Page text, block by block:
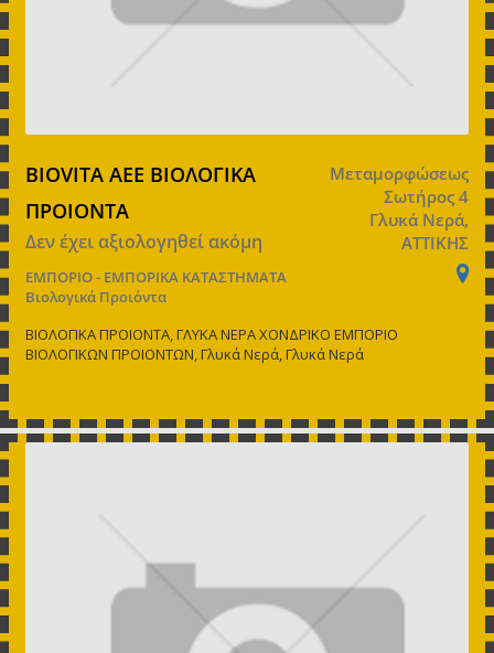
BIOVITA ΑΕΕ ΒΙΟΛΟΓΙΚΑ
ΠΡΟΙΟΝΤΑ
Δεν έχει αξιολογηθεί ακόμη
ΕΜΠΟΡΙΟ - ΕΜΠΟΡΙΚΑ ΚΑΤΑΣΤΗΜΑΤΑ
Βιολογικά Προιόντα
Μεταμορφώσεως
Σωτήρος 4
Γλυκά Νερά,
ΑΤΤΙΚΗΣ
ΒΙΟΛΟΓΙΚΑ ΠΡΟΙΟΝΤΑ, ΓΛΥΚΑ ΝΕΡΑ ΧΟΝΔΡΙΚΟ ΕΜΠΟΡΙΟ
ΒΙΟΛΟΓΙΚΩΝ ΠΡΟΙΟΝΤΩΝ, Γλυκά Νερά, Γλυκά Νερά